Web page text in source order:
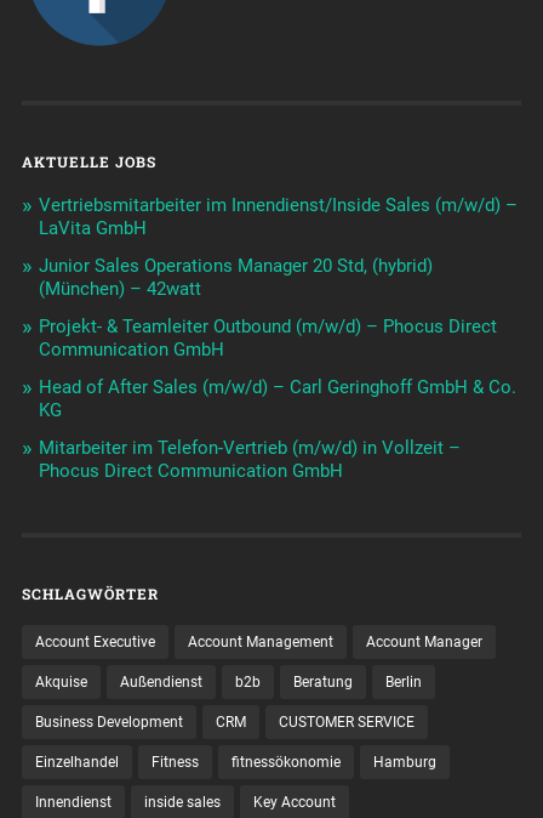
AKTUELLE JOBS
Vertriebsmitarbeiter im Innendienst/Inside Sales (m/w/d) –
LaVita GmbH
Junior Sales Operations Manager 20 Std, (hybrid)
(München) – 42watt
Projekt- & Teamleiter Outbound (m/w/d) – Phocus Direct
Communication GmbH
Head of After Sales (m/w/d) – Carl Geringhoff GmbH & Co.
KG
Mitarbeiter im Telefon-Vertrieb (m/w/d) in Vollzeit –
Phocus Direct Communication GmbH
SCHLAGWÖRTER
Account Executive Account Management Account Manager
Akquise Außendienst b2b Beratung Berlin
Business Development CRM CUSTOMER SERVICE
Einzelhandel Fitness fitnessökonomie Hamburg
Innendienst inside sales Key Account